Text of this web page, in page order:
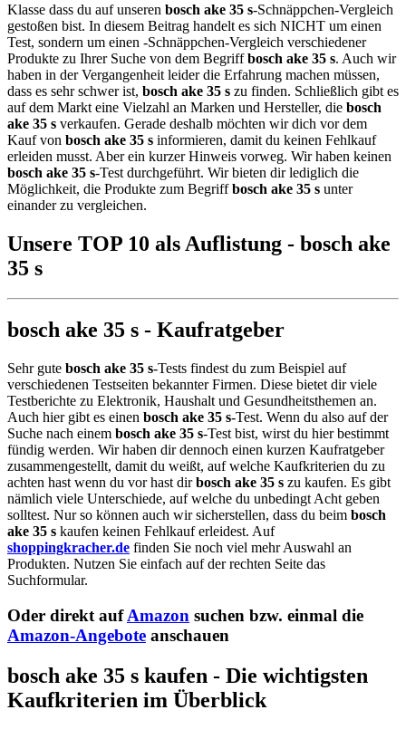
Klasse dass du auf unseren bosch ake 35 s-Schnäppchen-Vergleich
gestoßen bist. In diesem Beitrag handelt es sich NICHT um einen
Test, sondern um einen -Schnäppchen-Vergleich verschiedener
Produkte zu Ihrer Suche von dem Begriffbosch ake 35 s. Auch wir
haben in der Vergangenheit leider die Erfahrung machen müssen,
dass es sehr schwer ist, bosch ake 35 s zu finden. Schließlich gibt es
auf dem Markt eine Vielzahl an Marken und Hersteller, die bosch
ake 35 s verkaufen. Gerade deshalb möchten wir dich vor dem
Kauf von bosch ake 35 s informieren, damit du keinen Fehlkauf
erleiden musst. Aber ein kurzer Hinweis vorweg. Wir haben keinen
bosch ake 35 s-Test durchgeführt. Wir bieten dir lediglich die
Möglichkeit, die Produkte zum Begriffbosch ake 35 s unter
einander zu vergleichen.
Unsere TOP 10 als Auflistung - bosch ake
35 s
bosch ake 35 s - Kaufratgeber
Sehr gute bosch ake 35 s-Tests findest du zum Beispiel auf
verschiedenen Testseiten bekannter Firmen. Diese bietet dir viele
Testberichte zu Elektronik, Haushalt und Gesundheitsthemen an.
Auch hier gibt es einen bosch ake 35 s-Test. Wenn du also auf der
Suche nach einem bosch ake 35 s-Test bist, wirst du hier bestimmt
fündig werden. Wir haben dir dennoch einen kurzen Kaufratgeber
zusammengestellt, damit du weißt, auf welche Kaufkriterien du zu
achten hast wenn du vor hast dirbosch ake 35 s zu kaufen. Es gibt
nämlich viele Unterschiede, auf welche du unbedingt Acht geben
solltest. Nur so können auch wir sicherstellen, dass du beim bosch
ake 35 s kaufen keinen Fehlkauf erleidest. Auf
shoppingkracher.de finden Sie noch viel mehr Auswahl an
Produkten. Nutzen Sie einfach auf der rechten Seite das
Suchformular.
Oder direkt aufAmazon suchen bzw. einmal die
Amazon-Angebote anschauen
bosch ake 35 s kaufen - Die wichtigsten
Kaufkriterien im Überblick